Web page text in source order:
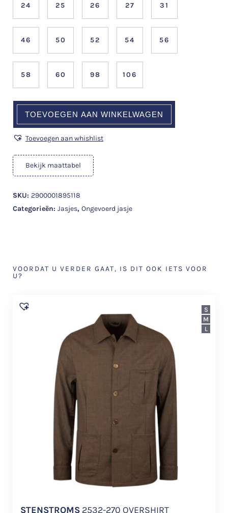
24 25 26 27 31
46 50 52 54 56
58 60 98 106
TOEVOEGEN AAN WINKELWAGEN
Toevoegen aan whishlist
Bekijk maattabel
SKU: 2900001895118
Categorieën: Jasjes, Ongevoerd jasje
VOORDAT U VERDER GAAT, IS DIT OOK IETS VOOR
U?
STENSTROMS 2532-270 OVERSHIRT
S
M
L